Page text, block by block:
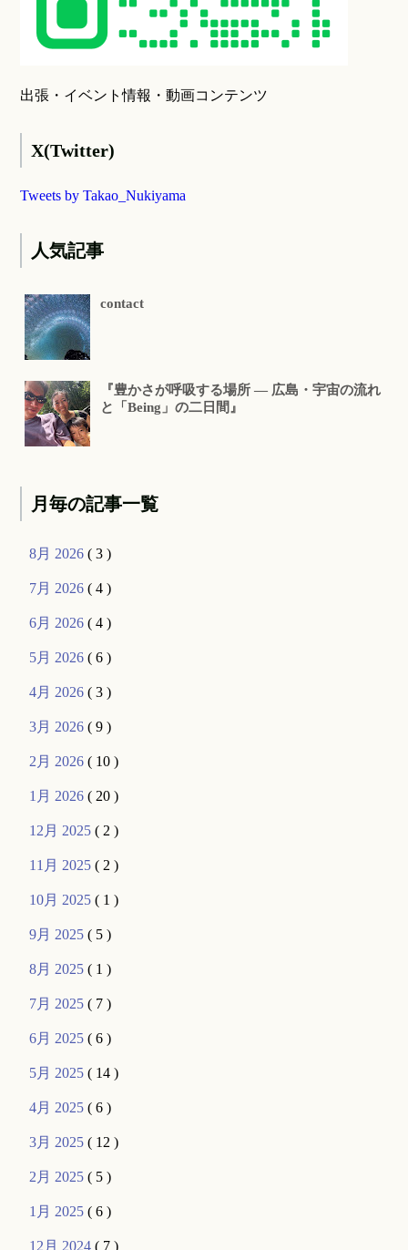
出張・イベント情報・動画コンテンツ
X(Twitter)
Tweets by Takao_Nukiyama
人気記事
contact
『豊かさが呼吸する場所 ― 広島・宇宙の流れ
と「Being」の二日間』
月毎の記事一覧
8月 2026( 3 )
7月 2026( 4 )
6月 2026( 4 )
5月 2026( 6 )
4月 2026( 3 )
3月 2026( 9 )
2月 2026( 10 )
1月 2026( 20 )
12月 2025( 2 )
11月 2025( 2 )
10月 2025( 1 )
9月 2025( 5 )
8月 2025( 1 )
7月 2025( 7 )
6月 2025( 6 )
5月 2025( 14 )
4月 2025( 6 )
3月 2025( 12 )
2月 2025( 5 )
1月 2025( 6 )
12月 2024( 7 )